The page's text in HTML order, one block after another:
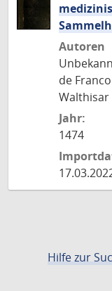
Autoren
de
Walthisar
Jahr:
1474
Hilfe zur